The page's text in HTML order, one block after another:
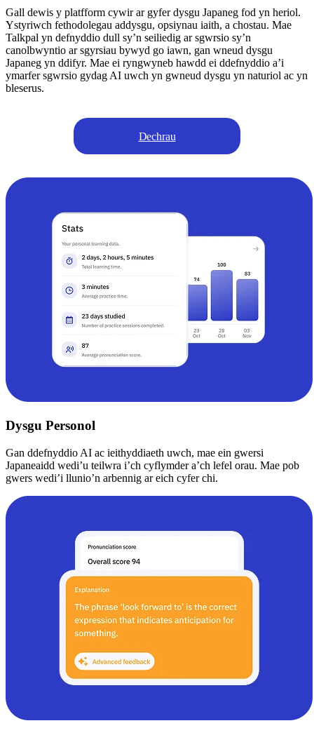
Gall dewis y platfform cywir ar gyfer dysgu Japaneg fod yn heriol.
Ystyriwch fethodolegau addysgu, opsiynau iaith, a chostau. Mae
Talkpal yn defnyddio dull sy’n seiliedig ar sgwrsio sy’n
canolbwyntio ar sgyrsiau bywyd go iawn, gan wneud dysgu
Japaneg yn ddifyr. Mae ei ryngwyneb hawdd ei ddefnyddio a’i
ymarfer sgwrsio gydag AI uwch yn gwneud dysgu yn naturiol ac yn
bleserus.
Dechrau
Dysgu Personol
Gan ddefnyddio AI ac ieithyddiaeth uwch, mae ein gwersi
Japaneaidd wedi’u teilwra i’ch cyflymder a’ch lefel orau. Mae pob
gwers wedi’i llunio’n arbennig ar eich cyfer chi.